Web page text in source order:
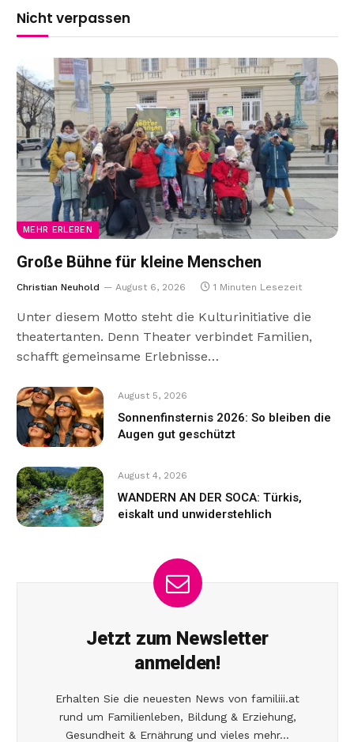
Nicht verpassen
MEHR ERLEBEN
Große Bühne für kleine Menschen
Christian Neuhold August 6, 2026 1 Minuten Lesezeit
Unter diesem Motto steht die Kulturinitiative die
theatertanten. Denn Theater verbindet Familien,
schafft gemeinsame Erlebnisse…
August 5, 2026
Sonnenfinsternis 2026: So bleiben die
Augen gut geschützt
August 4, 2026
WANDERN AN DER SOCA: Türkis,
eiskalt und unwiderstehlich
Jetzt zum Newsletter
anmelden!
Erhalten Sie die neuesten News von familiii.at
rund um Familienleben, Bildung & Erziehung,
Gesundheit & Ernährung und vieles mehr...